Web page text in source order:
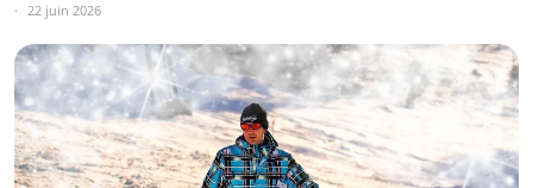
22 juin 2026